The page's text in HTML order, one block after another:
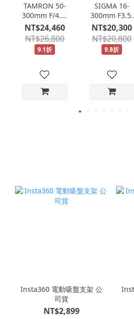
TAMRON 50-
300mm F/4.5-
6.3 DiIII VXD
FOR SONY
A069 公司貨
NT$24,460
NT$26,800
9.1折
SIGMA 16-
300mm F3.5-
6.7 DC OS
Contemporary
FOR SONY 公
司貨
NT$20,300
NT$20,800
9.8折
Insta360 電動吸盤支架 公
司貨
NT$2,899